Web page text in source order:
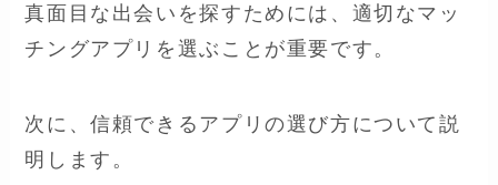
真面目な出会いを探すためには、適切なマッ
チングアプリを選ぶことが重要です。
次に、信頼できるアプリの選び方について説
明します。